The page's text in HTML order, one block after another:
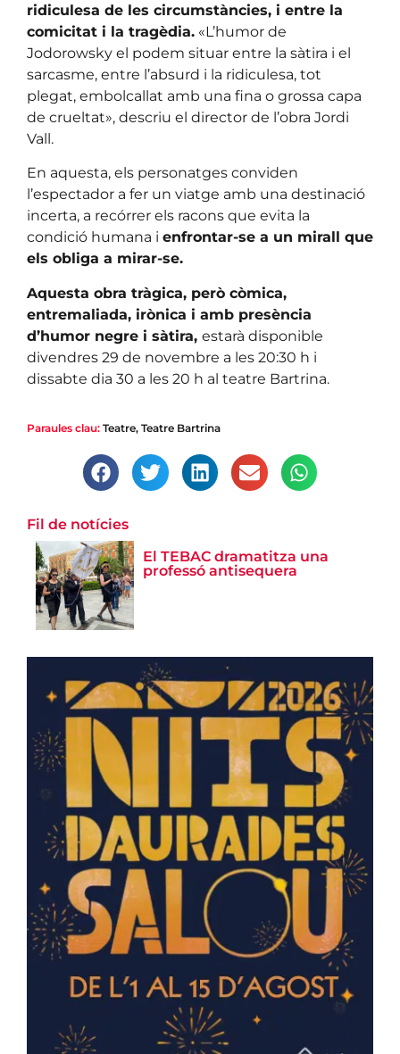
ridiculesa de les circumstàncies, i entre la
comicitat i la tragèdia. «L’humor de
Jodorowsky el podem situar entre la sàtira i el
sarcasme, entre l’absurd i la ridiculesa, tot
plegat, embolcallat amb una fina o grossa capa
de crueltat», descriu el director de l’obra Jordi
Vall.
En aquesta, els personatges conviden
l’espectador a fer un viatge amb una destinació
incerta, a recórrer els racons que evita la
condició humana i enfrontar-se a un mirall que
els obliga a mirar-se.
Aquesta obra tràgica, però còmica,
entremaliada, irònica i amb presència
d’humor negre i sàtira, estarà disponible
divendres 29 de novembre a les 20:30 h i
dissabte dia 30 a les 20 h al teatre Bartrina.
Paraules clau: Teatre, Teatre Bartrina
Fil de notícies
El TEBAC dramatitza una
professó antisequera